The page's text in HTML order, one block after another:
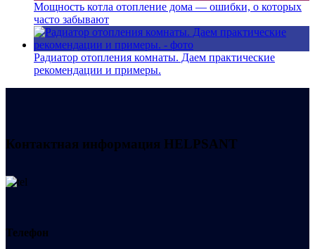
Мощность котла отопление дома — ошибки, о которых
часто забывают
Радиатор отопления комнаты. Даем практические
рекомендации и примеры.
Контактная информация HELPSANT
Телефон